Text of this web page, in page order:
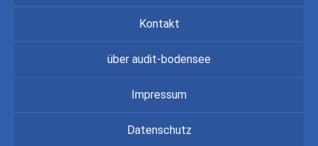
Kontakt
über audit-bodensee
Impressum
Datenschutz